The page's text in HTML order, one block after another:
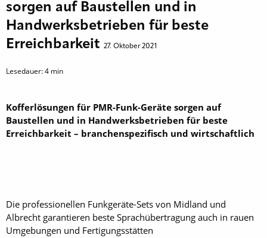
sorgen auf Baustellen und in
Handwerksbetrieben für beste
Erreichbarkeit 27. Oktober 2021
Lesedauer:4 min
Kofferlösungen für PMR-Funk-Geräte sorgen auf
Baustellen und in Handwerksbetrieben für beste
Erreichbarkeit – branchenspezifisch und wirtschaftlich
Die professionellen Funkgeräte-Sets von Midland und
Albrecht garantieren beste Sprachübertragung auch in rauen
Umgebungen und Fertigungsstätten